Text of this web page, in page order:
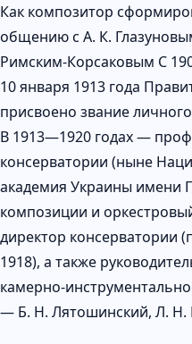
Как композитор
общению с А. К.
Римским-Корсаковым С
10 января 1913 года
присвоено звание
В 1913—1920 годах —
консерватории (ныне
академия Украины имени
композиции и
директор консерватории
1918), а также
камерно-
— Б. Н. Лятошинский, Л. Н.